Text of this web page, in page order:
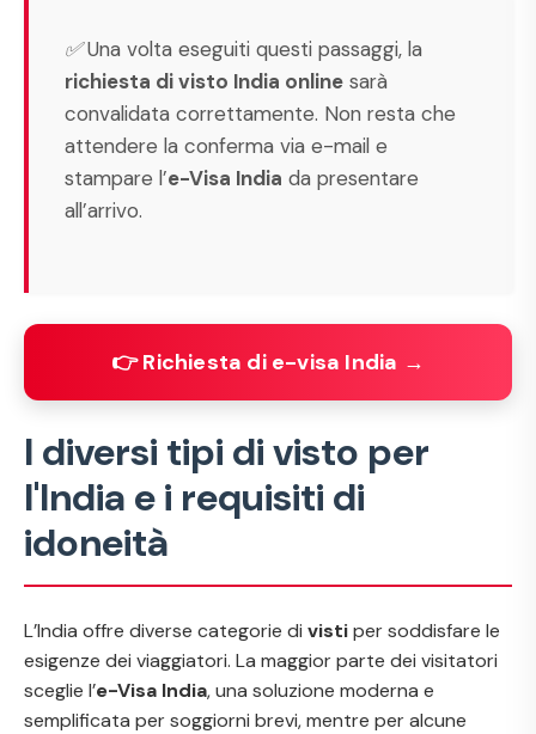
✅ Una volta eseguiti questi passaggi, la
richiesta di visto India online sarà
convalidata correttamente. Non resta che
attendere la conferma via e-mail e
stampare l’e-Visa India da presentare
all’arrivo.
👉 Richiesta di e-visa India →
I diversi tipi di visto per
l'India e i requisiti di
idoneità
L’India offre diverse categorie di vistiper soddisfare le
esigenze dei viaggiatori. La maggior parte dei visitatori
sceglie l’e-Visa India, una soluzione moderna e
semplificata per soggiorni brevi, mentre per alcune